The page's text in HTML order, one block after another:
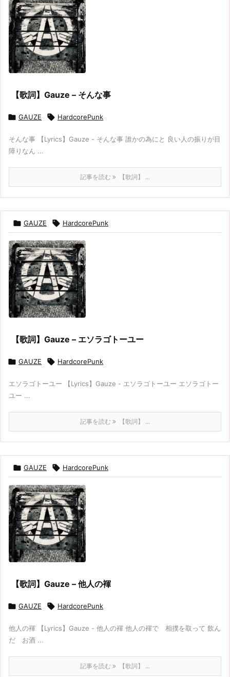
【歌詞】Gauze – そんな事
 GAUZE  HardcorePunk
そんな事 【Lyrics】Gauze - そんな事 誰かの為にと 良い人の振りが目
障りなん ...
記事を読む 【歌詞】 ...
 GAUZE  HardcorePunk
【歌詞】Gauze – エソラゴトーユー
 GAUZE  HardcorePunk
エソラゴトーユー 【Lyrics】Gauze - エソラゴトーユー エソラゴトー
ユー ...
記事を読む 【歌詞】 ...
 GAUZE  HardcorePunk
【歌詞】Gauze – 他人の褌
 GAUZE  HardcorePunk
他人の褌 【Lyrics】Gauze - 他人の褌 他人の褌で 相撲を取って 飲ん
だ お酒 ...
記事を読む 【歌詞】 ...